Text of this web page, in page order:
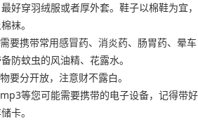
好穿羽绒服或者厚外套。鞋子以棉鞋为宜，
袜。
要携带常用感冒药、消炎药、肠胃药、晕车
防蚊虫的风油精、花露水。
要分开放，注意财不露白。
等您可能需要携带的电子设备，记得带好
卡。